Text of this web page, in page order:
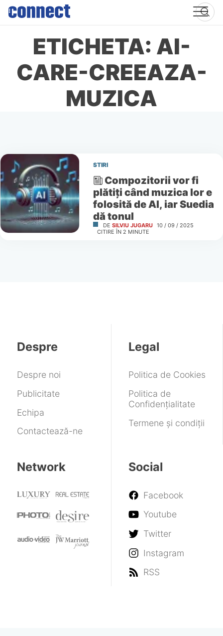
Skip
content
ETICHETA: AI-
CARE-CREEAZA-
MUZICA
STIRI
Compozitorii vor fi
plătiți când muzica lor e
folosită de AI, iar Suedia
dă tonul
DE SILVIU JUGARU 10 / 09 / 2025
CITIRE ÎN 2 MINUTE
Despre
Despre noi
Publicitate
Echipa
Contactează-ne
Legal
Politica de Cookies
Politica de
Confidențialitate
Termene și condiții
Network Social
Facebook
Youtube
Twitter
Instagram
RSS